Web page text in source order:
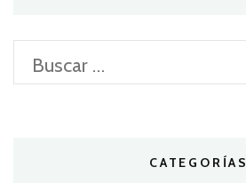
Buscar:
CATEGORÍAS